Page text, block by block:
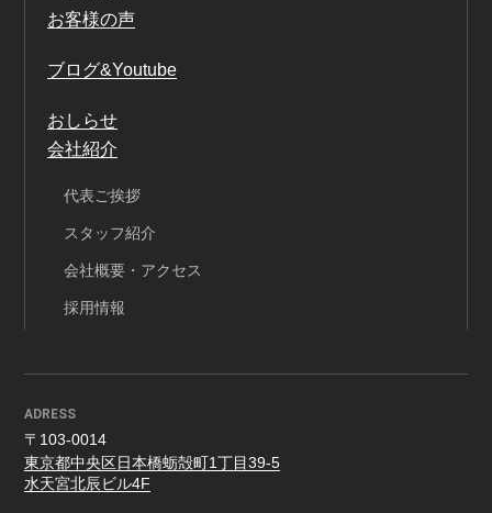
お客様の声
ブログ&Youtube
おしらせ
会社紹介
代表ご挨拶
スタッフ紹介
会社概要・アクセス
採用情報
ADRESS
〒103-0014
東京都中央区日本橋蛎殻町1丁目39-5
水天宮北辰ビル4F